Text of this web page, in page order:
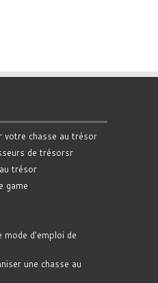
chasse au trésor
de trésorsr
trésor
game
mode d'emploi de
une chasse au